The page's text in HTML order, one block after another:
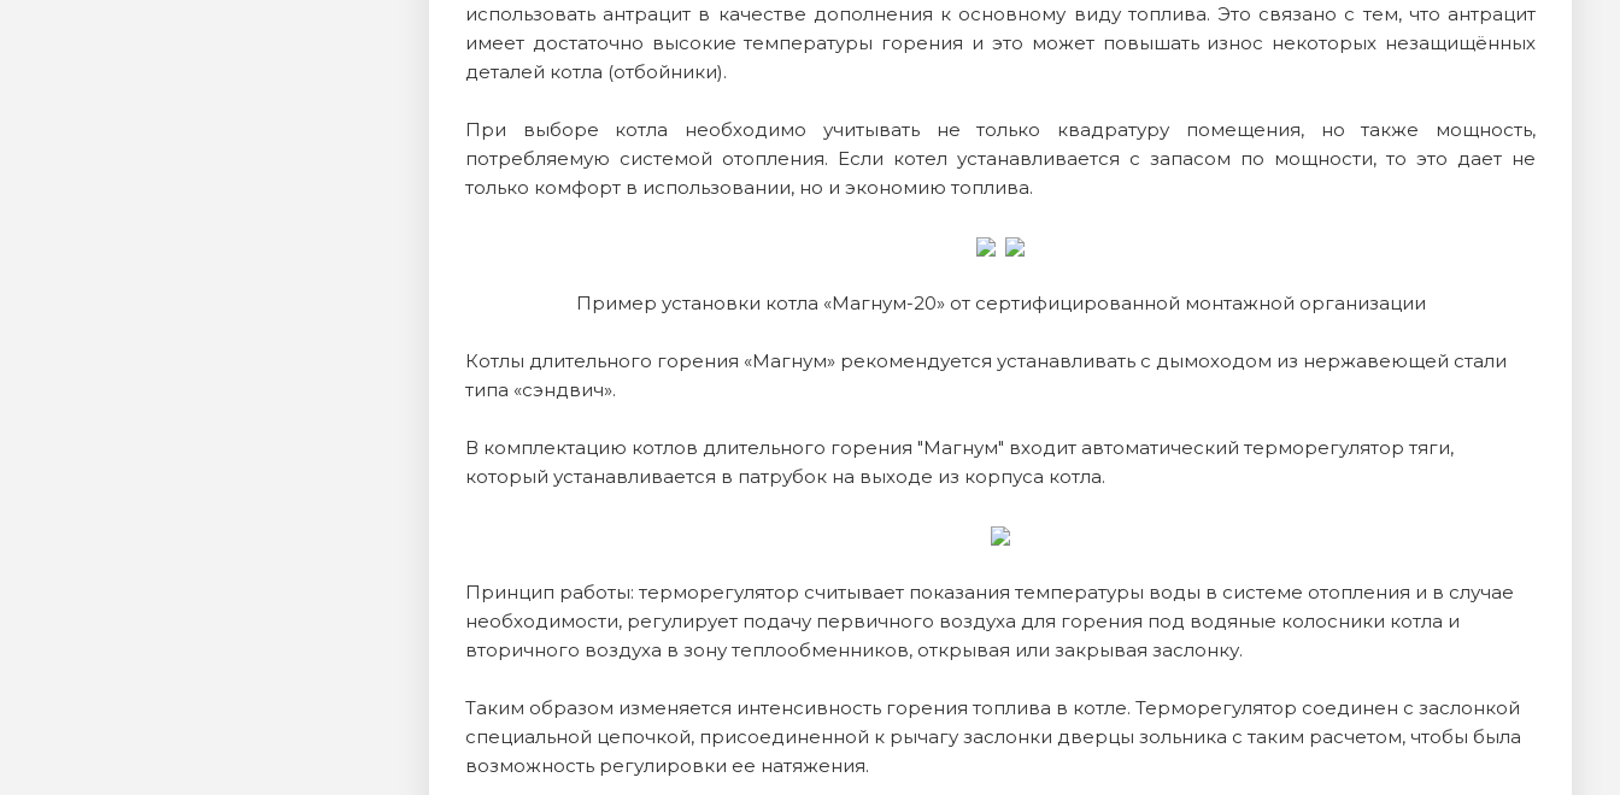
использовать антрацит в качестве дополнения к основному виду топлива. Это связано с тем, что антрацит
имеет достаточно высокие температуры горения и это может повышать износ некоторых незащищённых
деталей котла (отбойники).
При выборе котла необходимо учитывать не только квадратуру помещения, но также мощность,
потребляемую системой отопления. Если котел устанавливается с запасом по мощности, то это дает не
только комфорт в использовании, но и экономию топлива.
Пример установки котла «Магнум-20» от сертифицированной монтажной организации
Котлы длительного горения «Магнум» рекомендуется устанавливать с дымоходом из нержавеющей стали
типа «сэндвич».
В комплектацию котлов длительного горения "Магнум" входит автоматический терморегулятор тяги,
который устанавливается в патрубок на выходе из корпуса котла.
Принцип работы: терморегулятор считывает показания температуры воды в системе отопления и в случае
необходимости, регулирует подачу первичного воздуха для горения под водяные колосники котла и
вторичного воздуха в зону теплообменников, открывая или закрывая заслонку.
Таким образом изменяется интенсивность горения топлива в котле. Терморегулятор соединен с заслонкой
специальной цепочкой, присоединенной к рычагу заслонки дверцы зольника с таким расчетом, чтобы была
возможность регулировки ее натяжения.